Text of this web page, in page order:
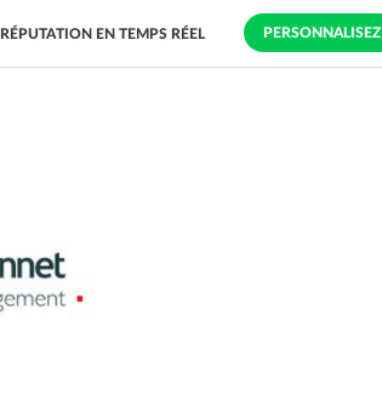
PERSONNALISEZ
RÉPUTATION EN TEMPS RÉEL